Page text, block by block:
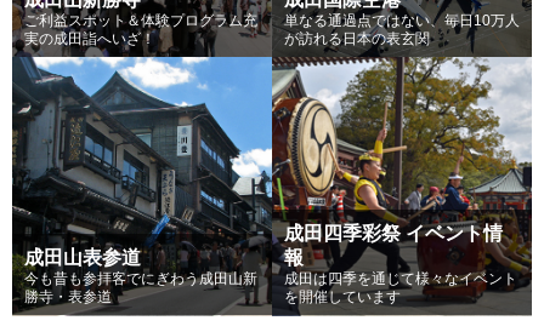
ご利益スポット＆体験プログラム充
実の成田詣へいざ！
単なる通過点ではない、毎日10万人
が訪れる日本の表玄関
成田山表参道
今も昔も参拝客でにぎわう成田山新
勝寺・表参道
成田四季彩祭 イベント情
報
成田は四季を通じて様々なイベント
を開催しています